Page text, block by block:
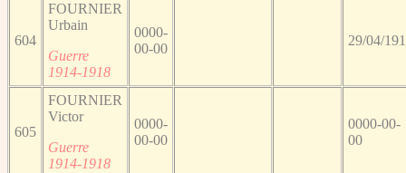
604
FOURNIER
Urbain
Guerre
1914-1918
0000-
00-00
29/04/
605
FOURNIER
Victor
Guerre
1914-1918
0000-
00-00
0000-00-
00